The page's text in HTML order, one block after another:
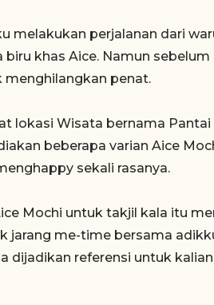
melakukan perjalanan dari
biru khas Aice. Namun
menghilangkan penat.
lokasi Wisata bernama
beberapa varian Aice
sekali rasanya.
Mochi untuk takjil kala itu
jarang me-time bersama
dijadikan referensi untuk